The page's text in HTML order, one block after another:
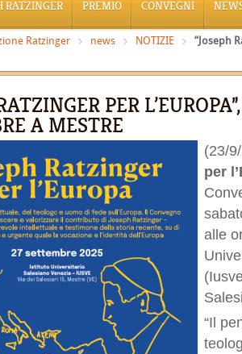
RATZINGER PREMIO CONVEGNI
Ratzinger news NOTIZIE
“Joseph
PER
A MESTRE
(23/
per
alle
“Il